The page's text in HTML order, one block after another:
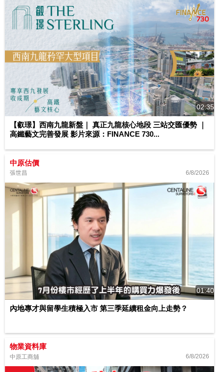
02:35
【叡璟】西南九龍新盤｜ 真正九龍核心地段 三站交匯優勢 ｜
高鐵藝文完善發展 影片來源：FINANCE 730...
中原估價
張世昌 6/8/2026
01:40
內地專才與留學生積極入市 第三季延續租金向上走勢？
物業資料庫
中原工商舖 6/8/2026